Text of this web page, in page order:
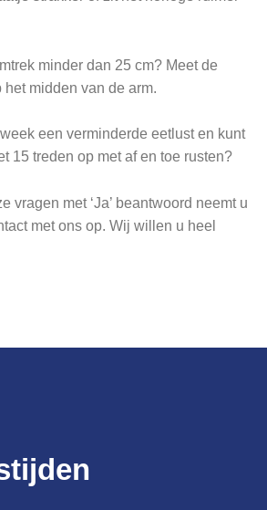
minder dan 25 cm? Meet de
het midden van de arm.
een verminderde eetlust en kunt
15 treden op met af en toe rusten?
vragen met ‘Ja’ beantwoord neemt u
met ons op. Wij willen u heel